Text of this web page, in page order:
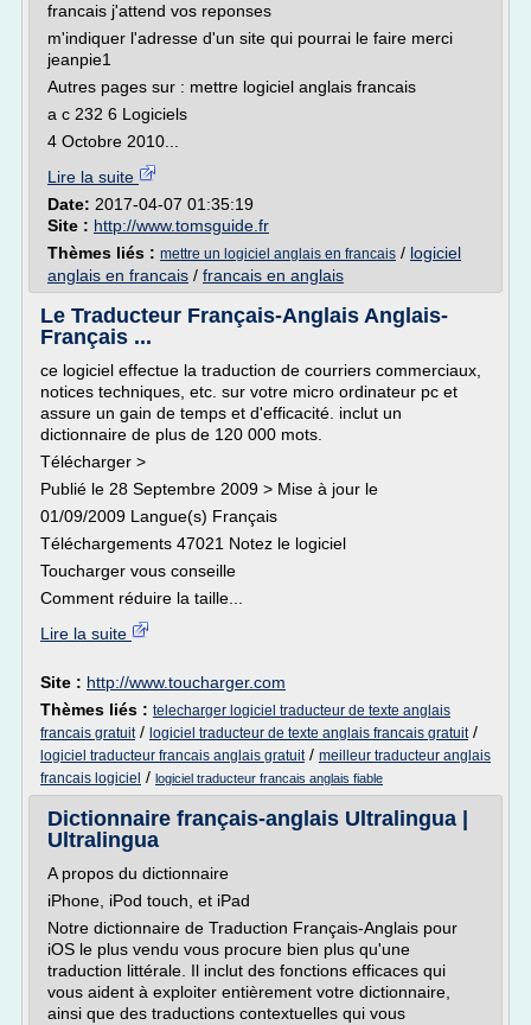
francais j'attend vos reponses
m'indiquer l'adresse d'un site qui pourrai le faire merci
jeanpie1
Autres pages sur : mettre logiciel anglais francais
a c 232 6 Logiciels
4 Octobre 2010...
Lire la suite
Date: 2017-04-07 01:35:19
Site : http://www.tomsguide.fr
Thèmes liés : mettre un logiciel anglais en francais / logiciel
anglais en francais / francais en anglais
Le Traducteur Français-Anglais Anglais-
Français ...
ce logiciel effectue la traduction de courriers commerciaux,
notices techniques, etc. sur votre micro ordinateur pc et
assure un gain de temps et d'efficacité. inclut un
dictionnaire de plus de 120 000 mots.
Télécharger >
Publié le 28 Septembre 2009 > Mise à jour le
01/09/2009 Langue(s) Français
Téléchargements 47021 Notez le logiciel
Toucharger vous conseille
Comment réduire la taille...
Lire la suite
Site : http://www.toucharger.com
Thèmes liés : telecharger logiciel traducteur de texte anglais
francais gratuit/ logiciel traducteur de texte anglais francais gratuit/
logiciel traducteur francais anglais gratuit/ meilleur traducteur anglais
francais logiciel / logiciel traducteur francais anglais fiable
Dictionnaire français-anglais Ultralingua |
Ultralingua
A propos du dictionnaire
iPhone, iPod touch, et iPad
Notre dictionnaire de Traduction Français-Anglais pour
iOS le plus vendu vous procure bien plus qu'une
traduction littérale. Il inclut des fonctions efficaces qui
vous aident à exploiter entièrement votre dictionnaire,
ainsi que des traductions contextuelles qui vous